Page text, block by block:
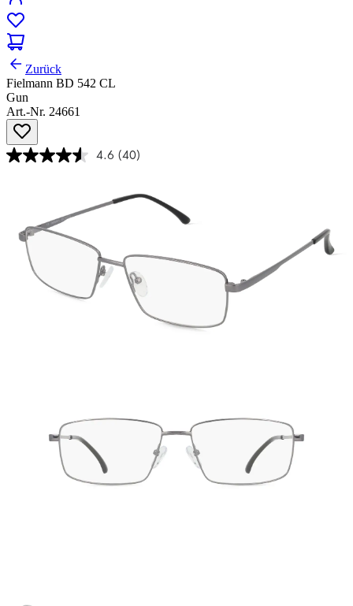
Zurück
Fielmann BD 542 CL
Gun
Art.-Nr. 24661
4.6 (40)